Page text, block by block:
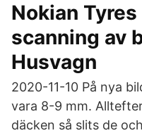
Nokian
scanning av
Husvagn
2020-11-10 På nya
vara 8-9 mm.
däcken så slits de